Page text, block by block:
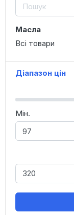
Масла
Всі товари
Діапазон цін
Мін.